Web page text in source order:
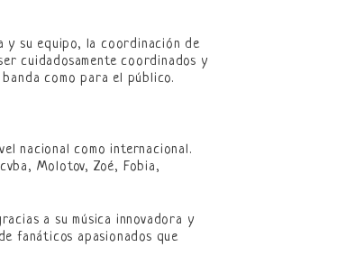
y su equipo, la coordinación de
cuidadosamente coordinados y
como para el público.
nacional como internacional.
Molotov, Zoé, Fobia,
a su música innovadora y
fanáticos apasionados que